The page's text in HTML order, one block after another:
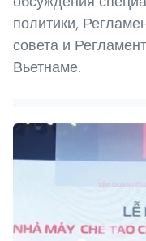
политики,
совета и
Вьетнаме.